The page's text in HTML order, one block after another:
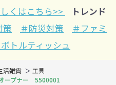
くはこちら>>
トレンド
策 ＃防災対策
＃ファミ
ボトルティッシュ
活雑貨
工具
ープナー 5500001